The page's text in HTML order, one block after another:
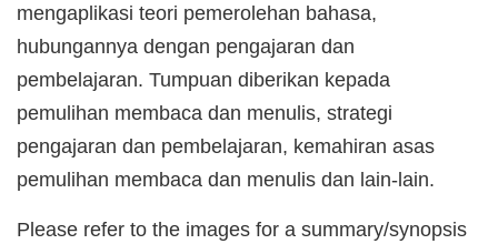
mengaplikasi teori pemerolehan bahasa,
hubungannya dengan pengajaran dan
pembelajaran. Tumpuan diberikan kepada
pemulihan membaca dan menulis, strategi
pengajaran dan pembelajaran, kemahiran asas
pemulihan membaca dan menulis dan lain-lain.
Please refer to the images for a summary/synopsis